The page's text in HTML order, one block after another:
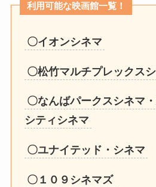
利用可能な映画館一覧！
〇イオンシネマ
〇松竹マルチプレックス
〇なんばパークスシネマ
シティシネマ
〇ユナイテッド・シネマ
〇１０９シネマズ